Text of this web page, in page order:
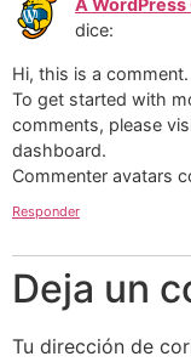
A
dice:
Hi, this is a comment.
To get started with
comments, please
dashboard.
Commenter avatars
Responder
Deja un
Tu dirección de